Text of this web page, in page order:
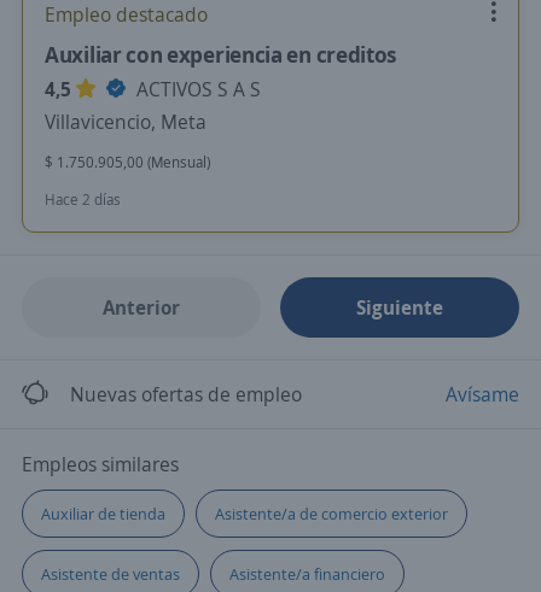
Empleo destacado
Auxiliar con experiencia en creditos
4,5
ACTIVOS S A S
Villavicencio, Meta
$ 1.750.905,00 (Mensual)
Hace 2 días
Anterior Siguiente
Nuevas ofertas de empleo Avísame
Empleos similares
Auxiliar de tienda Asistente/a de comercio exterior
Asistente de ventas Asistente/a financiero